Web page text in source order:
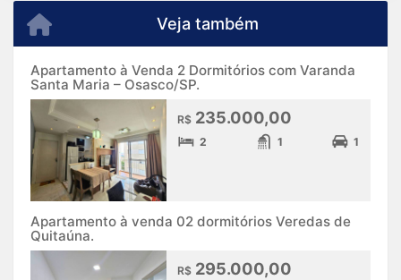
Veja também
Apartamento à Venda 2 Dormitórios com Varanda
Santa Maria – Osasco/SP.
R$ 235.000,00
2 1 1
Apartamento à venda 02 dormitórios Veredas de
Quitaúna.
R$ 295.000,00